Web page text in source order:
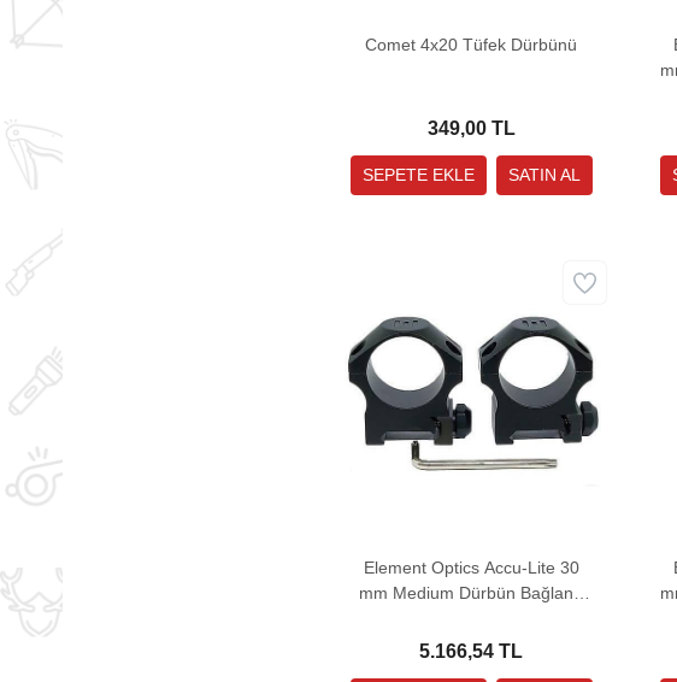
Comet 4x20 Tüfek Dürbünü
349,00 TL
Element Optics Accu-Lite 30
mm Medium Dürbün Bağlantı
5.166,54 TL